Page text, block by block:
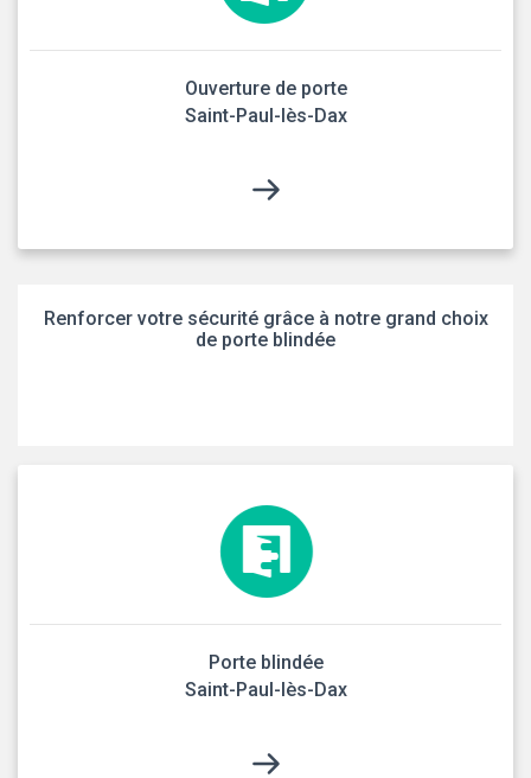
Ouverture de porte
Saint-Paul-lès-Dax
Renforcer votre sécurité grâce à notre grand choix
de porte blindée
Porte blindée
Saint-Paul-lès-Dax